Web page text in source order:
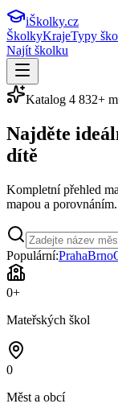
iŠkolky.cz
ŠkolkyKrajeTypy
Najít školku
Katalog 4 832+
Najděte
dítě
Kompletní přehled
mapou a
Populární:PrahaBrno
0+
Mateřských škol
0
Měst a obcí